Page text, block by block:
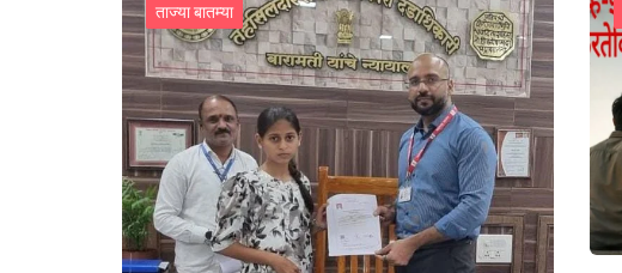
ताज्या बातम्या